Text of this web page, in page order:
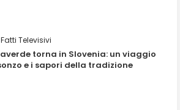
Fatti Televisivi
torna in Slovenia: un viaggio
e i sapori della tradizione